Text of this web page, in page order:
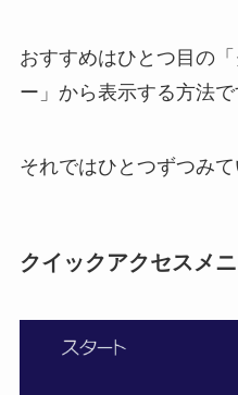
おすすめはひとつ目の
ー」から表示する方法で
それではひとつずつみて
クイックアクセスメ